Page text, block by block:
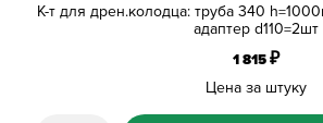
К-т для дрен.колодца: труба 340
адаптер d110=2шт
1 815₽
Цена за штуку